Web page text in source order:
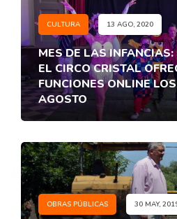
CULTURA 13 AGO, 2020
MES DE LAS
EL CIRCO CRISTAL
FUNCIONES ONLINE
AGOSTO
OBRAS PÚBLICAS 30 MAY,